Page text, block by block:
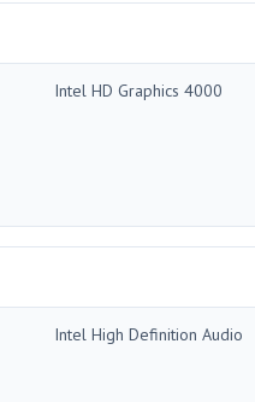
Intel HD Graphics 4000
Intel High Definition Audio